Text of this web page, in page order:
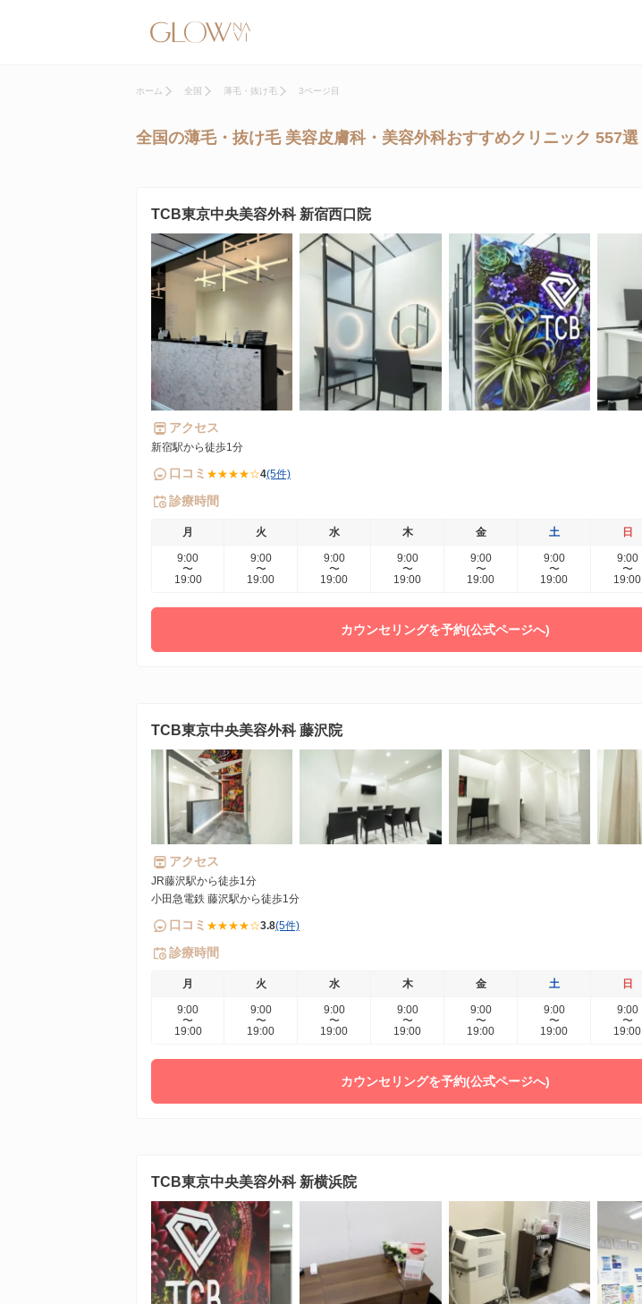
ホーム 全国 薄毛・抜け毛 3ページ目
全国の薄毛・抜け毛 美容皮膚科・美容外科おすすめクリニック 557選
TCB東京中央美容外科 新宿西口院
アクセス
新宿駅から徒歩1分
口コミ ★★★★☆4(5件)
診療時間
月 火 水 木 金 土 日
9:00
〜
19:00
9:00
〜
19:00
9:00
〜
19:00
9:00
〜
19:00
9:00
〜
19:00
9:00
〜
19:00
9:00
〜
19:00
カウンセリングを予約(公式ページへ)
TCB東京中央美容外科 藤沢院
アクセス
JR藤沢駅から徒歩1分
小田急電鉄 藤沢駅から徒歩1分
口コミ ★★★★☆3.8(5件)
診療時間
月 火 水 木 金 土 日
9:00
〜
19:00
9:00
〜
19:00
9:00
〜
19:00
9:00
〜
19:00
9:00
〜
19:00
9:00
〜
19:00
9:00
〜
19:00
カウンセリングを予約(公式ページへ)
TCB東京中央美容外科 新横浜院